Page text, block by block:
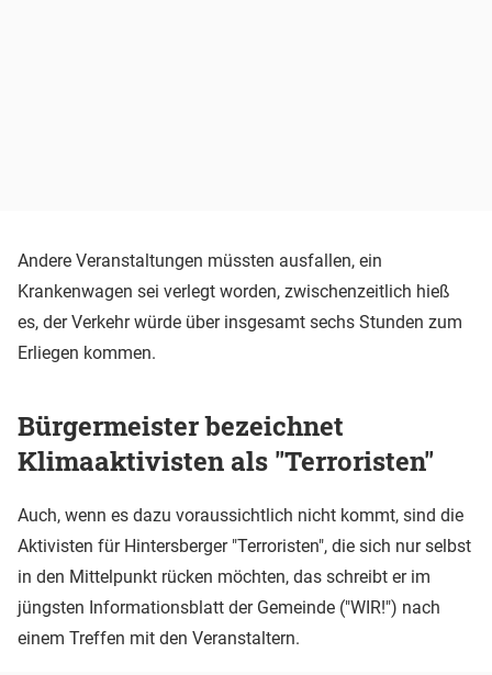
Andere Veranstaltungen müssten ausfallen, ein
Krankenwagen sei verlegt worden, zwischenzeitlich hieß
es, der Verkehr würde über insgesamt sechs Stunden zum
Erliegen kommen.
Bürgermeister bezeichnet
Klimaaktivisten als "Terroristen"
Auch, wenn es dazu voraussichtlich nicht kommt, sind die
Aktivisten für Hintersberger "Terroristen", die sich nur selbst
in den Mittelpunkt rücken möchten, das schreibt er im
jüngsten Informationsblatt der Gemeinde ("WIR!") nach
einem Treffen mit den Veranstaltern.